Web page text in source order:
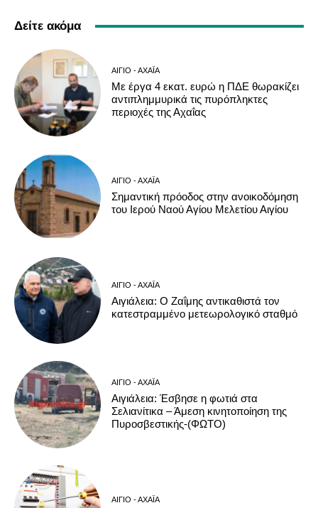
Δείτε ακόμα
ΑΊΓΙΟ - ΑΧΑΪ́Α
Με έργα 4 εκατ. ευρώ η ΠΔΕ θωρακίζει
αντιπλημμυρικά τις πυρόπληκτες
περιοχές της Αχαΐας
ΑΊΓΙΟ - ΑΧΑΪ́Α
Σημαντική πρόοδος στην ανοικοδόμηση
του Ιερού Ναού Αγίου Μελετίου Αιγίου
ΑΊΓΙΟ - ΑΧΑΪ́Α
Αιγιάλεια: O Ζαΐμης αντικαθιστά τον
κατεστραμμένο μετεωρολογικό σταθμό
ΑΊΓΙΟ - ΑΧΑΪ́Α
Αιγιάλεια: Έσβησε η φωτιά στα
Σελιανίτικα – Άμεση κινητοποίηση της
Πυροσβεστικής-(ΦΩΤΟ)
ΑΊΓΙΟ - ΑΧΑΪ́Α